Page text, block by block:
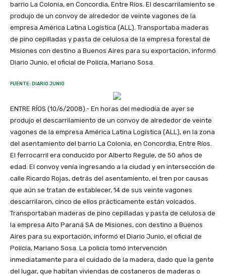
barrio La Colonia, en Concordia, Entre Ríos. El descarrilamiento se
produjo de un convoy de alrededor de veinte vagones de la
empresa América Latina Logística (ALL). Transportaba maderas
de pino cepilladas y pasta de celulosa de la empresa forestal de
Misiones con destino a Buenos Aires para su exportación, informó
Diario Junio, el oficial de Policía, Mariano Sosa.
FUENTE: DIARIO JUNIO
ENTRE RÍOS (10/6/2008).- En horas del mediodía de ayer se
produjo el descarrilamiento de un convoy de alrededor de veinte
vagones de la empresa América Latina Logística (ALL), en la zona
del asentamiento del barrio La Colonia, en Concordia, Entre Ríos.
El ferrocarril era conducido por Alberto Regule, de 50 años de
edad. El convoy venía ingresando a la ciudad y en intersección de
calle Ricardo Rojas, detrás del asentamiento, el tren por causas
que aún se tratan de establecer, 14 de sus veinte vagones
descarrilaron, cinco de ellos prácticamente están volcados.
Transportaban maderas de pino cepilladas y pasta de celulosa de
la empresa Alto Paraná SA de Misiones, con destino a Buenos
Aires para su exportación, informó el Diario Junio, el oficial de
Policía, Mariano Sosa. La policía tomó intervención
inmediatamente para el cuidado de la madera, dado que la gente
del lugar, que habitan viviendas de costaneros de maderas o